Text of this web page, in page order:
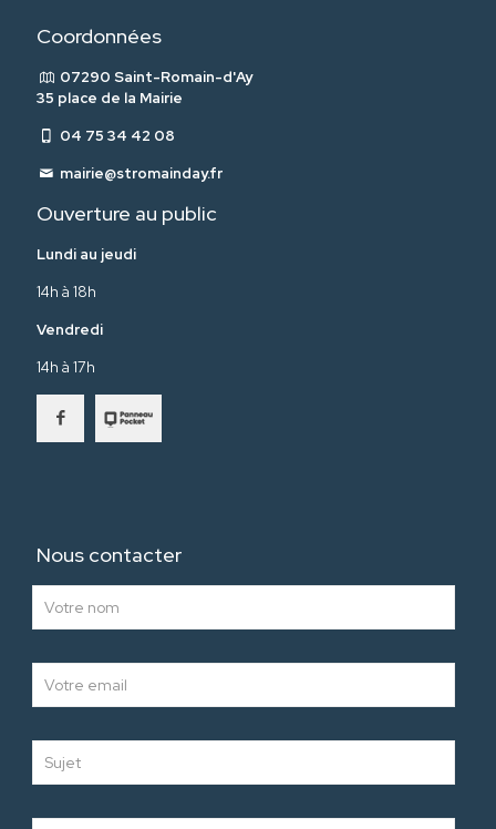
Coordonnées
07290 Saint-Romain-d'Ay
35 place de la Mairie
04 75 34 42 08
mairie@stromainday.fr
Ouverture au public
Lundi au jeudi
14h à 18h
Vendredi
14h à 17h
Nous contacter